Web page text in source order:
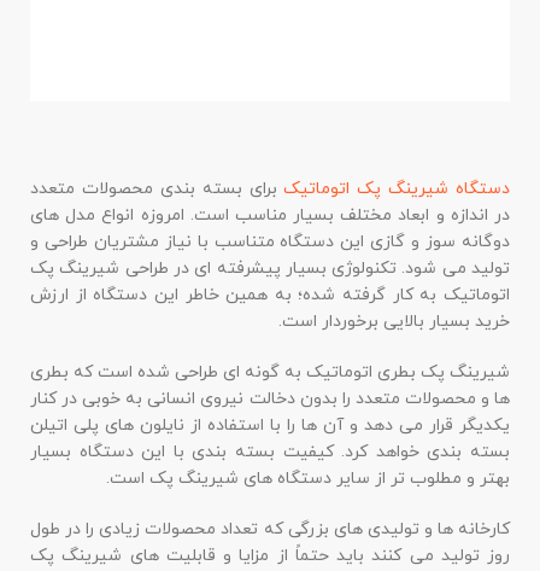
دستگاه شیرینگ پک اتوماتیکبرای بسته بندی محصولات متعدد
در اندازه و ابعاد مختلف بسیار مناسب است. امروزه انواع مدل های
دوگانه سوز و گازی این دستگاه متناسب با نیاز مشتریان طراحی و
تولید می شود. تکنولوژی بسیار پیشرفته ای در طراحی شیرینگ پک
اتوماتیک به کار گرفته شده؛ به همین خاطر این دستگاه از ارزش
خرید بسیار بالایی برخوردار است.
شیرینگ پک بطری اتوماتیک به گونه ای طراحی شده است که بطری
ها و محصولات متعدد را بدون دخالت نیروی انسانی به خوبی در کنار
یکدیگر قرار می دهد و آن ها را با استفاده از نایلون های پلی اتیلن
بسته بندی خواهد کرد. کیفیت بسته بندی با این دستگاه بسیار
بهتر و مطلوب تر از سایر دستگاه های شیرینگ پک است.
کارخانه ها و تولیدی های بزرگی که تعداد محصولات زیادی را در طول
روز تولید می کنند باید حتماً از مزایا و قابلیت های شیرینگ پک